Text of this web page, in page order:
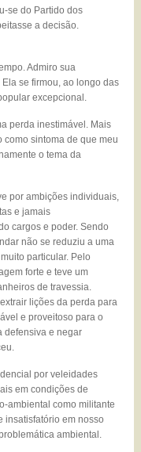
se do Partido dos
a decisão.
Admiro sua
se firmou, ao longo das
excepcional.
perda inestimável. Mais
sintoma de que meu
o tema da
por ambições individuais,
e jamais
cargos e poder. Sendo
não se reduziu a uma
particular. Pelo
forte e teve um
de travessia.
lições da perda para
e proveitoso para o
defensiva e negar
por veleidades
em condições de
ambiental como militante
insatisfatório em nosso
ambiental.